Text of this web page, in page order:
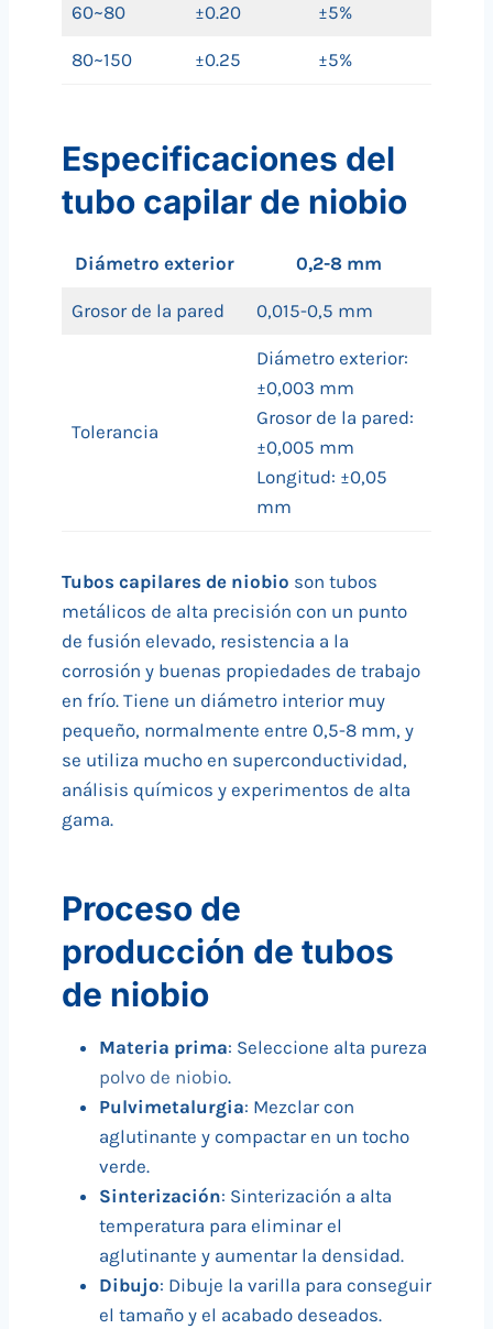
60~80 ±0.20 ±5%
80~150 ±0.25 ±5%
Especificaciones del
tubo capilar de niobio
Diámetro exterior 0,2-8 mm
Grosor de la pared 0,015-0,5 mm
Tolerancia
Diámetro exterior:
±0,003 mm
Grosor de la pared:
±0,005 mm
Longitud: ±0,05
mm
Tubos capilares de niobio son tubos
metálicos de alta precisión con un punto
de fusión elevado, resistencia a la
corrosión y buenas propiedades de trabajo
en frío. Tiene un diámetro interior muy
pequeño, normalmente entre 0,5-8 mm, y
se utiliza mucho en superconductividad,
análisis químicos y experimentos de alta
gama.
Proceso de
producción de tubos
de niobio
Materia prima: Seleccione alta pureza
polvo de niobio.
Pulvimetalurgia: Mezclar con
aglutinante y compactar en un tocho
verde.
Sinterización: Sinterización a alta
temperatura para eliminar el
aglutinante y aumentar la densidad.
Dibujo: Dibuje la varilla para conseguir
el tamaño y el acabado deseados.